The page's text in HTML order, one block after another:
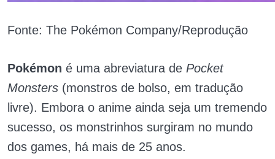
Fonte: The Pokémon Company/Reprodução
Pokémon é uma abreviatura de Pocket
Monsters (monstros de bolso, em tradução
livre). Embora o anime ainda seja um tremendo
sucesso, os monstrinhos surgiram no mundo
dos games, há mais de 25 anos.